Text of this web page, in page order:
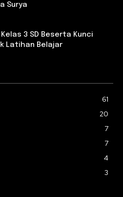
Surya
3 SD Beserta Kunci
Latihan Belajar
61
20
7
7
4
3